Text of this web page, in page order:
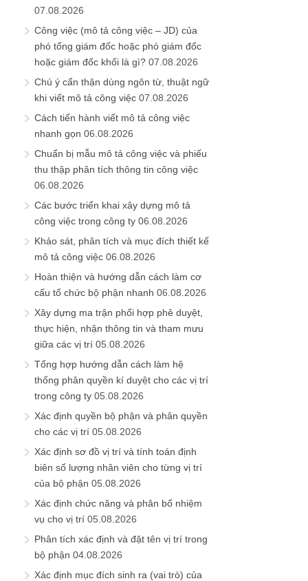
07.08.2026
Công việc (mô tả công việc – JD) của
phó tổng giám đốc hoặc phó giám đốc
hoặc giám đốc khối là gì? 07.08.2026
Chú ý cẩn thận dùng ngôn từ, thuật ngữ
khi viết mô tả công việc 07.08.2026
Cách tiến hành viết mô tả công việc
nhanh gọn 06.08.2026
Chuẩn bị mẫu mô tả công việc và phiếu
thu thập phân tích thông tin công việc
06.08.2026
Các bước triển khai xây dựng mô tả
công việc trong công ty 06.08.2026
Khảo sát, phân tích và mục đích thiết kế
mô tả công việc 06.08.2026
Hoàn thiện và hướng dẫn cách làm cơ
cấu tổ chức bộ phận nhanh 06.08.2026
Xây dựng ma trận phối hợp phê duyệt,
thực hiện, nhận thông tin và tham mưu
giữa các vị trí 05.08.2026
Tổng hợp hướng dẫn cách làm hệ
thống phân quyền kí duyệt cho các vị trí
trong công ty 05.08.2026
Xác định quyền bộ phận và phân quyền
cho các vị trí 05.08.2026
Xác định sơ đồ vị trí và tính toán định
biên số lượng nhân viên cho từng vị trí
của bộ phận 05.08.2026
Xác định chức năng và phân bổ nhiệm
vụ cho vị trí 05.08.2026
Phân tích xác định và đặt tên vị trí trong
bộ phận 04.08.2026
Xác định mục đích sinh ra (vai trò) của